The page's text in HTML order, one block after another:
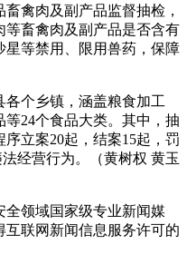
禽肉及副产品监督抽检，
等畜禽肉及副产品是否含有
星等禁用、限用兽药，保障
个乡镇，涵盖粮食加工
24个食品大类。其中，抽
立案20起，结案15起，罚
经营行为。（黄树权 黄玉
领域国家级专业新闻媒
联网新闻信息服务许可的